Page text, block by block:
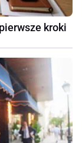
kroki